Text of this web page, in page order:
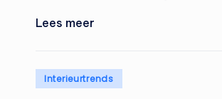
Lees meer
Geplaatst
Interieurtrends